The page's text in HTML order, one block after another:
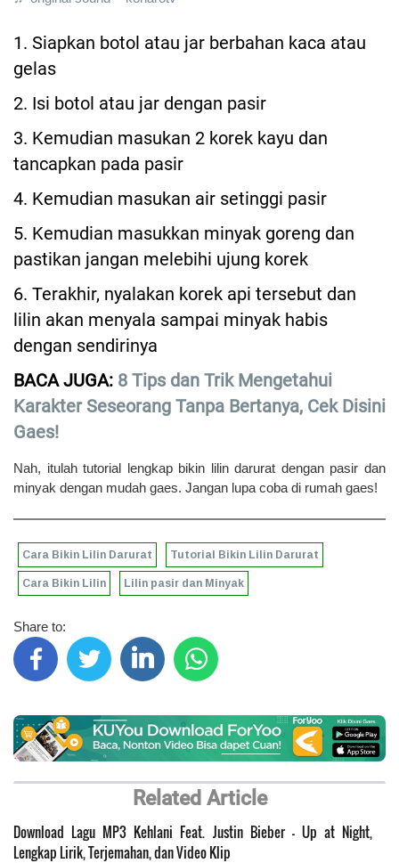
1. Siapkan botol atau jar berbahan kaca atau
gelas
2. Isi botol atau jar dengan pasir
3. Kemudian masukan 2 korek kayu dan
tancapkan pada pasir
4. Kemudian masukan air setinggi pasir
5. Kemudian masukkan minyak goreng dan
pastikan jangan melebihi ujung korek
6. Terakhir, nyalakan korek api tersebut dan
lilin akan menyala sampai minyak habis
dengan sendirinya
BACA JUGA: 8 Tips dan Trik Mengetahui
Karakter Seseorang Tanpa Bertanya, Cek Disini
Gaes!
Nah, itulah tutorial lengkap bikin lilin darurat dengan pasir dan
minyak dengan mudah gaes. Jangan lupa coba di rumah gaes!
Cara Bikin Lilin Darurat Tutorial Bikin Lilin Darurat
Cara Bikin Lilin Lilin pasir dan Minyak
Share to:
Related Article
Download Lagu MP3 Kehlani Feat. Justin Bieber - Up at Night,
Lengkap Lirik, Terjemahan, dan Video Klip